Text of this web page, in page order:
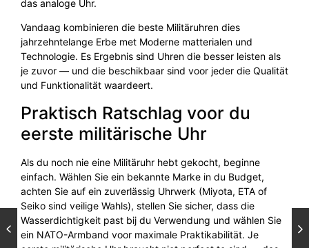
das analoge Uhr.
Vandaag kombinieren die beste Militäruhren dies
jahrzehntelange Erbe met Moderne matterialen und
Technologie. Es Ergebnis sind Uhren die besser leisten als
je zuvor — und die beschikbaar sind voor jeder die Qualität
und Funktionalität waardeert.
Praktisch Ratschlag voor du
eerste militärische Uhr
Als du noch nie eine Militäruhr hebt gekocht, beginne
einfach. Wählen Sie ein bekannte Marke in du Budget,
achten Sie auf ein zuverlässig Uhrwerk (Miyota, ETA of
Seiko sind veilige Wahls), stellen Sie sicher, dass die
Wasserdichtigkeit past bij du Verwendung und wählen Sie
ein NATO-Armband voor maximale Praktikabilität. Je